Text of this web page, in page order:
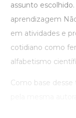
assunto
aprendizagem
em atividades e
cotidiano como
alfabetismo
Como base